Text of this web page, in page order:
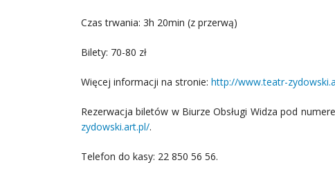
Czas trwania: 3h 20min (z przerwą)
Bilety: 70-80 zł
Więcej informacji na stronie: http://www.teatr-
Rezerwacja biletów w Biurze Obsługi Widza pod
zydowski.art.pl/.
Telefon do kasy: 22 850 56 56.